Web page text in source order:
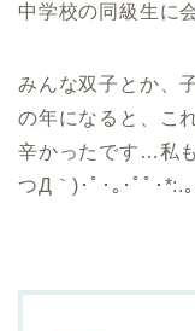
中学校の同級生に
みんな双子とか、
の年になると、こ
辛かったです…私
つД｀)･ﾟ･｡･ﾟﾟ･*:.